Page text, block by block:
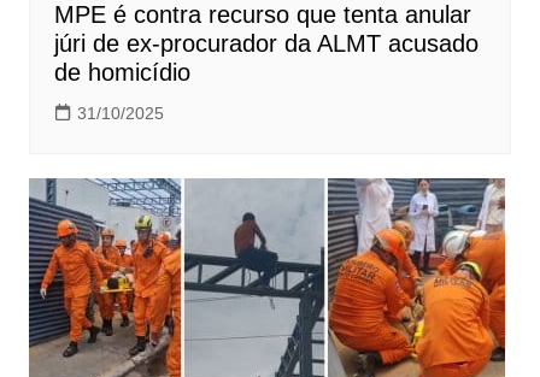
MPE é contra recurso que tenta anular
júri de ex-procurador da ALMT acusado
de homicídio
31/10/2025